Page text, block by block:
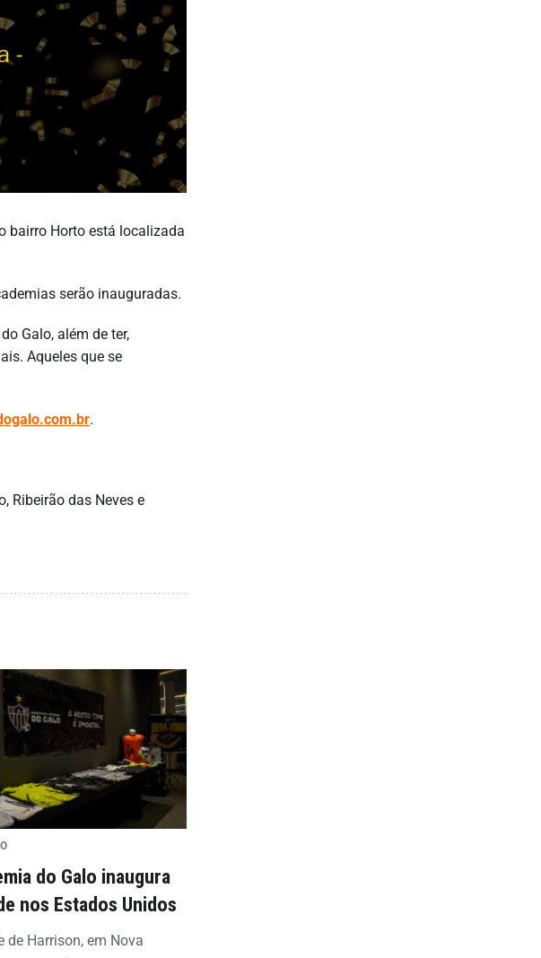
bairro Horto está localizada
serão inauguradas.
Galo, além de ter,
Aqueles que se
.
Ribeirão das Neves e
do Galo inaugura
nos Estados Unidos
de Harrison, em Nova